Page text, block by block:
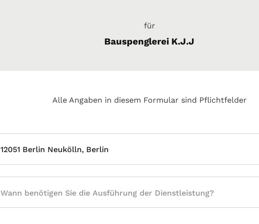
für
Bauspenglerei K.J.J
Alle Angaben in diesem Formular sind Pflichtfelder
12051 Berlin Neukölln, Berlin